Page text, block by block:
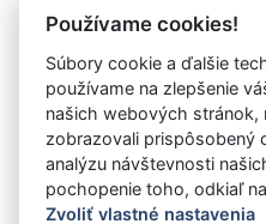
Návrat späť
Používame cookies!
Súbory cookie a ďalšie
používame na zlepšenie
našich webových stránok,
zobrazovali prispôsobený
analýzu návštevnosti
pochopenie toho, odkiaľ
Zvoliť vlastné nastavenia